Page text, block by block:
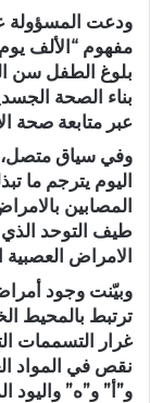
ودعت المسؤولة
مفهوم “الألف
بلوغ الطفل سن
بناء الصحة
عبر متابعة صحة
وفي سياق متصل،
اليوم يترجم ما
المصابين
طيف التوحد الذي
الامراض
وبيّنت وجود
ترتبط بالمحيط
غرار التسممات
نقص في المواد
و”أ” و”ه” واليود